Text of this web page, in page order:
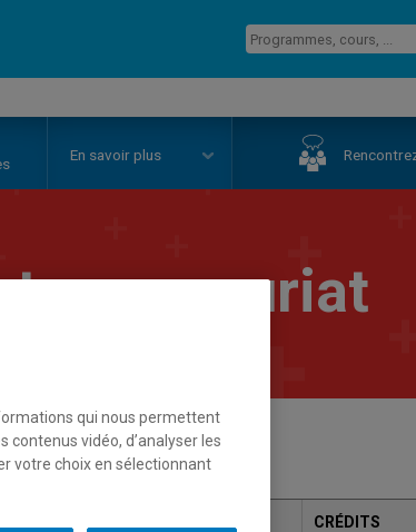
En savoir plus
CRÉDITS
qui nous permettent
contenus vidéo, d’analyser les
votre choix en sélectionnant